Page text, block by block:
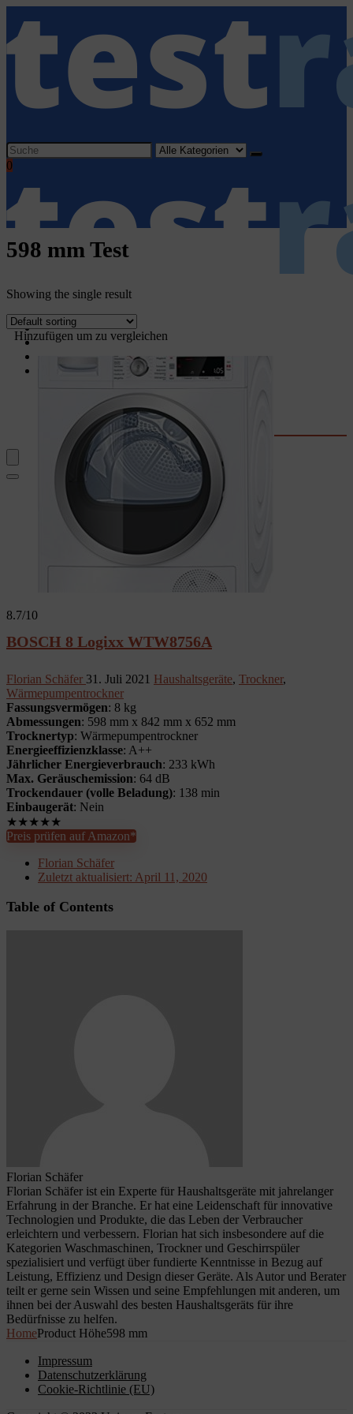
Search
for:
0
Home
Haushaltsgeräte
Rechner & Tools
Kaffee-Kosten
Wassersprudler
Fernseher-Größe
598 mm Test
Showing the single result
Hinzufügen um zu vergleichen
8.7/10
BOSCH 8 Logixx WTW8756A
Florian Schäfer 31. Juli 2021 Haushaltsgeräte, Trockner,
Wärmepumpentrockner
Fassungsvermögen: 8 kg
Abmessungen: 598 mm x 842 mm x 652 mm
Trocknertyp: Wärmepumpentrockner
Energieeffizienzklasse: A++
Jährlicher Energieverbrauch: 233 kWh
Max. Geräuschemission: 64 dB
Trockendauer (volle Beladung): 138 min
Einbaugerät: Nein
★★★★★
Preis prüfen auf Amazon*
Florian Schäfer
Zuletzt aktualisiert: April 11, 2020
Table of Contents
Florian Schäfer
Florian Schäfer ist ein Experte für Haushaltsgeräte mit jahrelanger
Erfahrung in der Branche. Er hat eine Leidenschaft für innovative
Technologien und Produkte, die das Leben der Verbraucher
erleichtern und verbessern. Florian hat sich insbesondere auf die
Kategorien Waschmaschinen, Trockner und Geschirrspüler
spezialisiert und verfügt über fundierte Kenntnisse in Bezug auf
Leistung, Effizienz und Design dieser Geräte. Als Autor und Berater
teilt er gerne sein Wissen und seine Empfehlungen mit anderen, um
ihnen bei der Auswahl des besten Haushaltsgeräts für ihre
Bedürfnisse zu helfen.
HomeProduct Höhe598 mm
Impressum
Datenschutzerklärung
Cookie-Richtlinie (EU)